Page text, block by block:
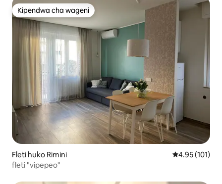
Kipendwa cha wageni
Kipendwa cha wageni
Fleti huko Rimini Ukadiriaji wa
4.95 (101)
fleti "vipepeo"